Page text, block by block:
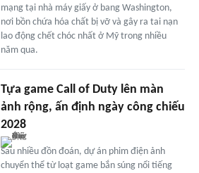
mạng tại nhà máy giấy ở bang Washington,
nơi bồn chứa hóa chất bị vỡ và gây ra tai nạn
lao động chết chóc nhất ở Mỹ trong nhiều
năm qua.
Tựa game Call of Duty lên màn
ảnh rộng, ấn định ngày công chiếu
2028
Sau nhiều đồn đoán, dự án phim điện ảnh
chuyển thể từ loạt game bắn súng nổi tiếng